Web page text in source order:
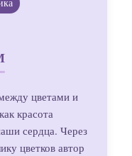
цветами и
красота
сердца. Через
цветков автор